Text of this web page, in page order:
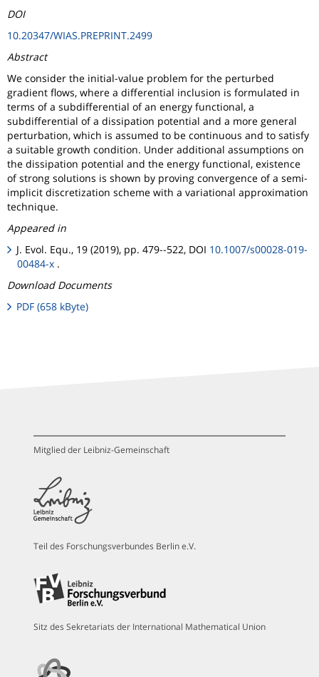
DOI
10.20347/WIAS.PREPRINT.2499
Abstract
We consider the initial-value problem for the perturbed
gradient flows, where a differential inclusion is formulated in
terms of a subdifferential of an energy functional, a
subdifferential of a dissipation potential and a more general
perturbation, which is assumed to be continuous and to satisfy
a suitable growth condition. Under additional assumptions on
the dissipation potential and the energy functional, existence
of strong solutions is shown by proving convergence of a semi-
implicit discretization scheme with a variational approximation
technique.
Appeared in
J. Evol. Equ., 19 (2019), pp. 479--522, DOI 10.1007/s00028-019-
00484-x .
Download Documents
PDF (658 kByte)
Mitglied der Leibniz-Gemeinschaft
Teil des Forschungsverbundes Berlin e.V.
Sitz des Sekretariats der International Mathematical Union